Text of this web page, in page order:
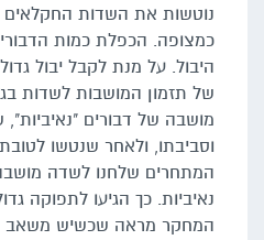
נוטשות את השדות החקלאים
כמצופה. הכפלת כמות
היבול. על מנת לקבל יבול
של תזמון המושבות לשדות
מושבה של דבורים
וסביבתו, ולאחר שנטשו
המתחרים שלחנו לשדה
נאיביות. כך הגיעו לתפוקה
המחקר מראה שכשיש משאב